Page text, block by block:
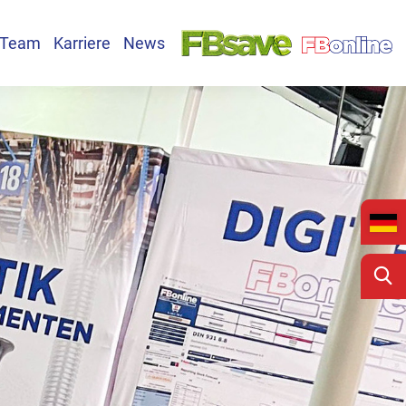
Erfolgsfaktor Mensch
Team
und Rechnungswesen / HR
Logistik
Karriere News